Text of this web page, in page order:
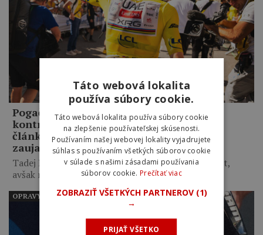
Pogačar, Armstrong, Sagan, dopingové
kontroly aj bicykel Shimano. Týchto 21
článkov z Tour de France 2026 najviac
zaujalo čitateľov Bikeru
Tadej Pogačar ovládol Tour de France po piatykrát,
avšak našich…
OPRAVY A ÚDRŽBA
Táto webová lokalita
používa súbory cookie.
Táto webová lokalita používa súbory cookie
na zlepšenie používateľskej skúsenosti.
Používaním našej webovej lokality vyjadrujete
súhlas s používaním všetkých súborov cookie
v súlade s našimi zásadami používania
súborov cookie. Prečítať viac
ZOBRAZIŤ VŠETKÝCH PARTNEROV (1)
→
PRIJAŤ VŠETKO